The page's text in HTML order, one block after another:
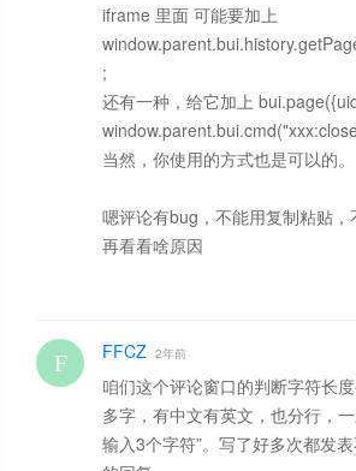
iframe 里面 可能要加上
;
还有一种，给它加上
当然，你使用的方式也是可以的。
嗯评论有bug，不能用复制粘贴
再看看啥原因
FFCZ 2年前
咱们这个评论窗口的判断字符长
多字，有中文有英文，也分行，
输入3个字符”。写了好多次都发